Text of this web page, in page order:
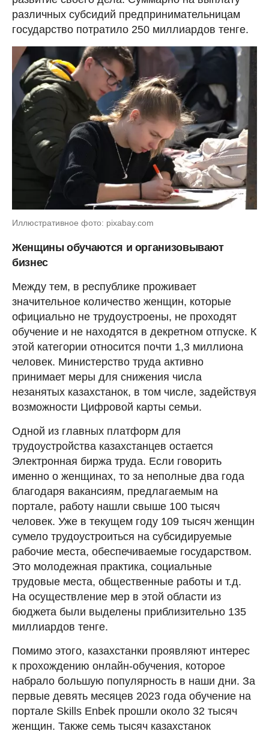
различных субсидий предпринимательницам
государство потратило 250 миллиардов тенге.
Иллюстративное фото: pixabay.com
Женщины обучаются и организовывают
бизнес
Между тем, в республике проживает
значительное количество женщин, которые
официально не трудоустроены, не проходят
обучение и не находятся в декретном отпуске. К
этой категории относится почти 1,3 миллиона
человек. Министерство труда активно
принимает меры для снижения числа
незанятых казахстанок, в том числе, задействуя
возможности Цифровой карты семьи.
Одной из главных платформ для
трудоустройства казахстанцев остается
Электронная биржа труда. Если говорить
именно о женщинах, то за неполные два года
благодаря вакансиям, предлагаемым на
портале, работу нашли свыше 100 тысяч
человек. Уже в текущем году 109 тысяч женщин
сумело трудоустроиться на субсидируемые
рабочие места, обеспечиваемые государством.
Это молодежная практика, социальные
трудовые места, общественные работы и т.д.
На осуществление мер в этой области из
бюджета были выделены приблизительно 135
миллиардов тенге.
Помимо этого, казахстанки проявляют интерес
к прохождению онлайн-обучения, которое
набрало большую популярность в наши дни. За
первые девять месяцев 2023 года обучение на
портале Skills Enbek прошли около 32 тысяч
женщин. Также семь тысяч казахстанок